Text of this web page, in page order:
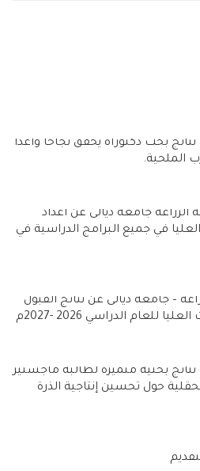
بحث دكتوراه يحقق نجاحاً واعداً
جامعة ديالى عن أعداد
في جميع البرامج الدراسية في
جامعة ديالى عن نتائج القبول
الدراسي 2026 -2027م
بحثية متميزة لطالبة ماجستير
تحسين إنتاجية الذرة